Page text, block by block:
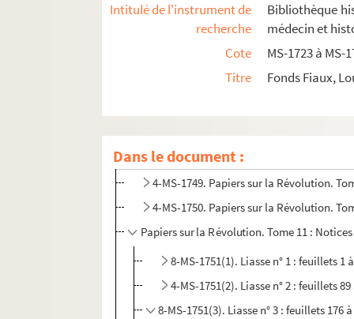
Intitulé de l'instrument de
recherche
Bibliothèque
médecin et
Cote
MS-1723 à MS-
Titre
Fonds Fiaux,
Dans le document :
8-MS-1742. Papiers sur la Révolution
8-MS-1743. Papiers sur la Révolution
8-MS-1744. Papiers sur la Révolution
8-MS-1745. Papiers sur la Révolution.
4-MS-1747. Papiers sur la Révolution.
Papiers sur la Révolution. Tome 8 :
4-MS-1749. Papiers sur la Révolution.
4-MS-1750. Papiers sur la Révolution.
Papiers sur la Révolution. Tome 11 :
8-​MS-1751(1). Liasse n° 1 : feuillets 1
4-MS-1751(2). Liasse n° 2 : feuillets 89
8-MS-1751(3). Liasse n° 3 : feuillets 176